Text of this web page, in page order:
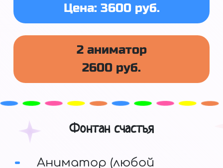
Цена: 3600 руб.
2 аниматор
2600 руб.
Фонтан счастья
Аниматор (любой